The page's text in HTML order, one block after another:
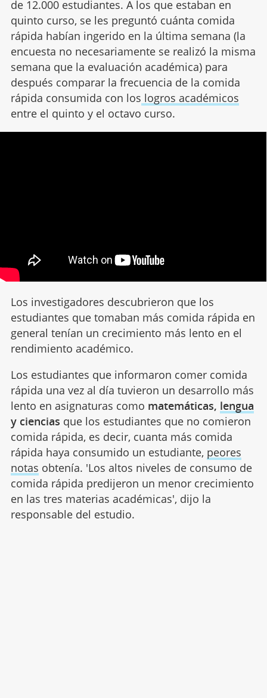
de 12.000 estudiantes. A los que estaban en
quinto curso, se les preguntó cuánta comida
rápida habían ingerido en la última semana (la
encuesta no necesariamente se realizó la misma
semana que la evaluación académica) para
después comparar la frecuencia de la comida
rápida consumida con los logros académicos
entre el quinto y el octavo curso.
Los investigadores descubrieron que los
estudiantes que tomaban más comida rápida en
general tenían un crecimiento más lento en el
rendimiento académico.
Los estudiantes que informaron comer comida
rápida una vez al día tuvieron un desarrollo más
lento en asignaturas como matemáticas, lengua
y ciencias que los estudiantes que no comieron
comida rápida, es decir, cuanta más comida
rápida haya consumido un estudiante, peores
notas obtenía. 'Los altos niveles de consumo de
comida rápida predijeron un menor crecimiento
en las tres materias académicas', dijo la
responsable del estudio.